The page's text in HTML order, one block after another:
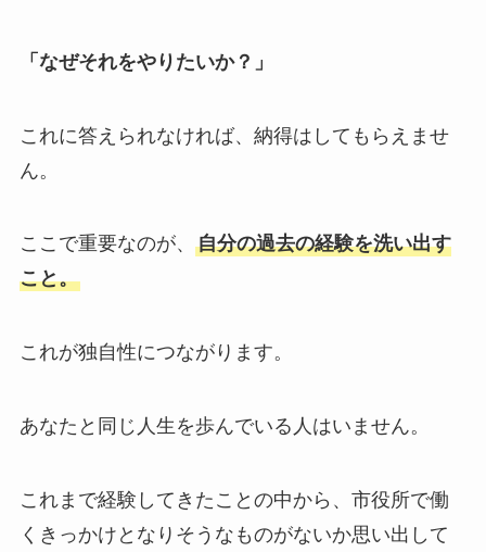
「なぜそれをやりたいか？」
これに答えられなければ、納得はしてもらえませ
ん。
ここで重要なのが、 自分の過去の経験を洗い出す
こと。
これが独自性につながります。
あなたと同じ人生を歩んでいる人はいません。
これまで経験してきたことの中から、市役所で働
くきっかけとなりそうなものがないか思い出して